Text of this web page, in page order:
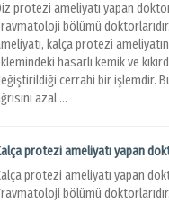
protezi ameliyatı yapan
bölümü
kalça protezi
hasarlı kemik ve
cerrahi bir işlemdir.
azal ...
protezi ameliyatı yapan
protezi ameliyatı yapan
bölümü